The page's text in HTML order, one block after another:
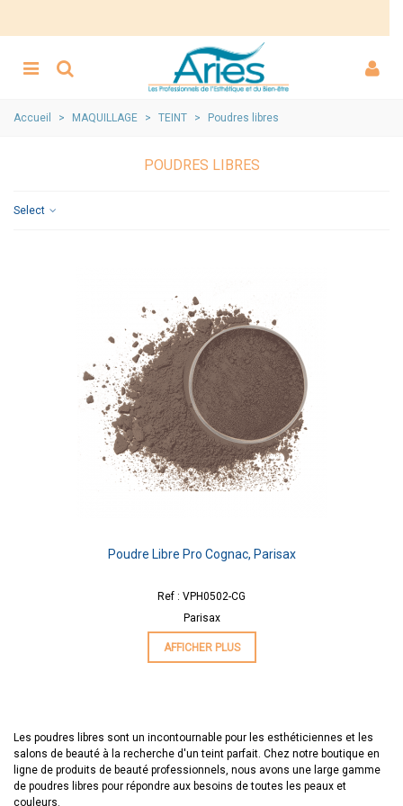
Accueil > MAQUILLAGE > TEINT > Poudres libres
POUDRES LIBRES
Select
Poudre Libre Pro Cognac, Parisax
Ref : VPH0502-CG
Parisax
AFFICHER PLUS
Les poudres libres sont un incontournable pour les esthéticiennes et les
salons de beauté à la recherche d'un teint parfait. Chez notre boutique en
ligne de produits de beauté professionnels, nous avons une large gamme
de poudres libres pour répondre aux besoins de toutes les peaux et
couleurs.